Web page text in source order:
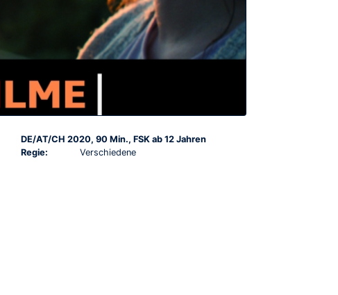
DE/AT/CH 2020, 90 Min., FSK ab 12 Jahren
Regie:
Verschiedene